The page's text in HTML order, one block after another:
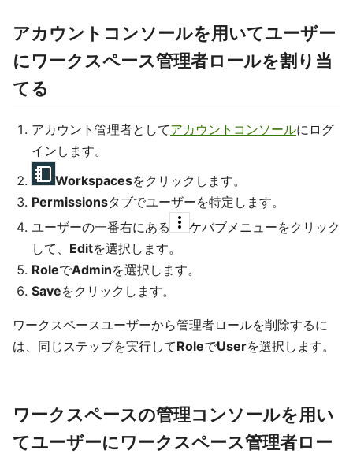
アカウントコンソールを用いてユーザー
にワークスペース管理者ロールを割り当
てる
アカウント管理者としてアカウントコンソールにログ
インします。
Workspacesをクリックします。
Permissionsタブでユーザーを特定します。
ユーザーの一番右にある
ケバブメニューをクリック
して、 Editを選択します。
RoleでAdminを選択します。
Saveをクリックします。
ワークスペースユーザーから管理者ロールを削除するに
は、同じステップを実行してRoleでUserを選択します。
ワークスペースの管理コンソールを用い
てユーザーにワークスペース管理者ロー